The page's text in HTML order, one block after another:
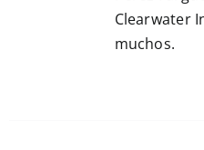
Clearwater
muchos.